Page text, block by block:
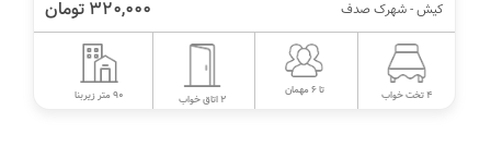
320,000 تومان کیش - شهرک صدف
4 تخت خواب تا 6 مهمان
2 اتاق خواب 90 متر زیربنا